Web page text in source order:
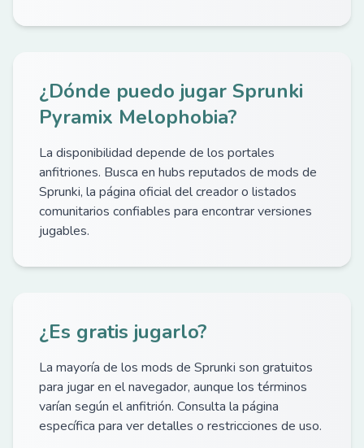
¿Dónde puedo jugar Sprunki
Pyramix Melophobia?
La disponibilidad depende de los portales
anfitriones. Busca en hubs reputados de mods de
Sprunki, la página oficial del creador o listados
comunitarios confiables para encontrar versiones
jugables.
¿Es gratis jugarlo?
La mayoría de los mods de Sprunki son gratuitos
para jugar en el navegador, aunque los términos
varían según el anfitrión. Consulta la página
específica para ver detalles o restricciones de uso.